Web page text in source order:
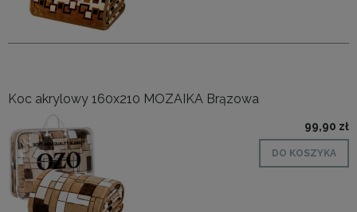
Koc akrylowy 160x210 MOZAIKA Brązowa
99,90 zł
DO KOSZYKA